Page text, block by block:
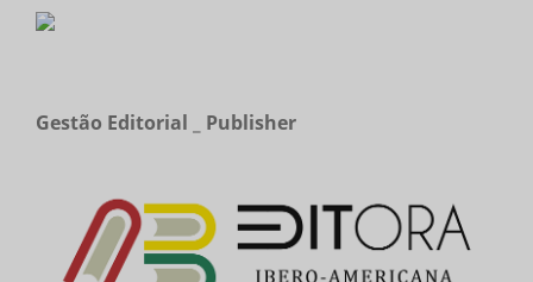
Gestão Editorial _ Publisher